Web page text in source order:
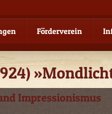
Förderverein
Impressionismus